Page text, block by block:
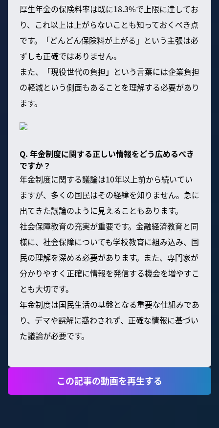
厚生年金の保険料率は既に18.3%で上限に達してお
り、これ以上は上がらないことも知っておくべき点
です。「どんどん保険料が上がる」という主張は必
ずしも正確ではありません。
また、「現役世代の負担」という言葉には企業負担
の軽減という側面もあることを理解する必要があり
ます。
Q. 年金制度に関する正しい情報をどう広めるべき
ですか？
年金制度に関する議論は10年以上前から続いてい
ますが、多くの国民はその経緯を知りません。急に
出てきた議論のように見えることもあります。
社会保障教育の充実が重要です。金融経済教育と同
様に、社会保障についても学校教育に組み込み、国
民の理解を深める必要があります。また、専門家が
分かりやすく正確に情報を発信する機会を増やすこ
とも大切です。
年金制度は国民生活の基盤となる重要な仕組みであ
り、デマや誤解に惑わされず、正確な情報に基づい
た議論が必要です。
この記事の動画を再生する